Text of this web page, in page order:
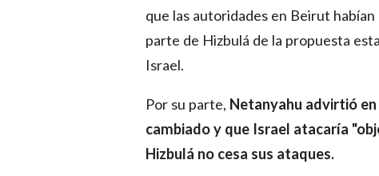
que las autoridades en Beirut
parte de Hizbulá de la propuesta
Israel.
Por su parte, Netanyahu advirtió
cambiado y que Israel atacaría
Hizbulá no cesa sus ataques.